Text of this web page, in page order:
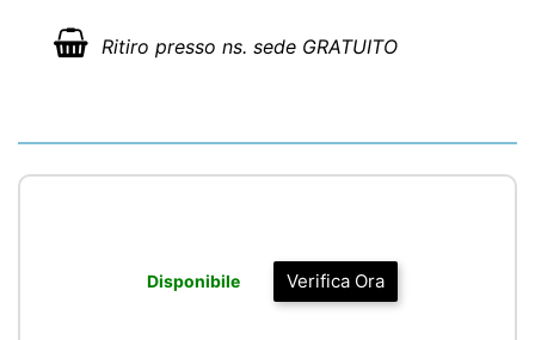
Ritiro presso ns. sede GRATUITO
Verifica Ora
Disponibile